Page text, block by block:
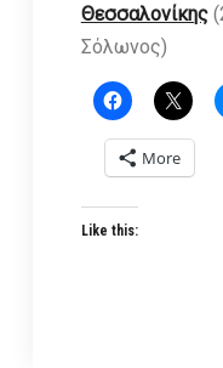
Θεσσαλονίκης
Σόλωνος)
More
Like this: